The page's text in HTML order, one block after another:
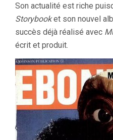
Son actualité est riche
Storybooket son nouvel
succès déjà réalisé avec
écrit et produit.